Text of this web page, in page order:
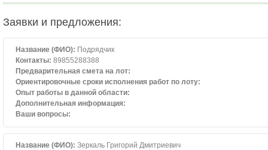
Заявки и предложения:
Название (ФИО): Подрядчик
Контакты: 89855288388
Предварительная смета на лот:
Ориентировочные сроки исполнения работ по лоту:
Опыт работы в данной области:
Дополнительная информация:
Ваши вопросы:
Название (ФИО): Зеркаль Григорий Дмитриевич